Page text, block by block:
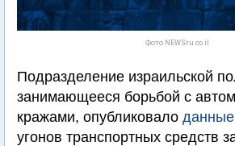
Фото NEWSru.co.il
Подразделение израильской
занимающееся борьбой с
кражами, опубликовало данные
угонов транспортных средств